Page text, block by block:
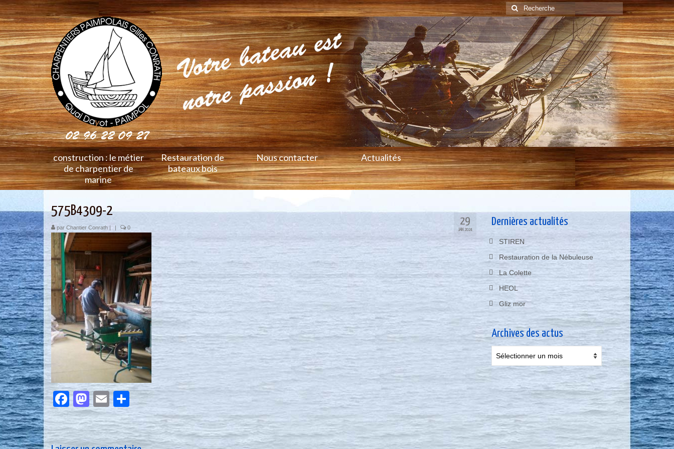
Rechercher
:
construction : le métier
de charpentier de
marine
Restauration de
bateaux bois
Nous contacter Actualités
29
JAN 2024
575B4309-2
par Chantier Conrath | | 0
Facebook
Mastodon
EmailPartager
Dernières actualités
STIREN
Restauration de la Nébuleuse
La Colette
HEOL
Gliz mor
Archives des actus
des
actus